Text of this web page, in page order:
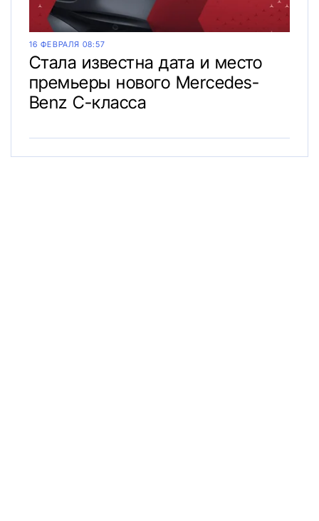
16 ФЕВРАЛЯ 08:57
Стала известна дата и место
премьеры нового Mercedes-
Benz C-класса